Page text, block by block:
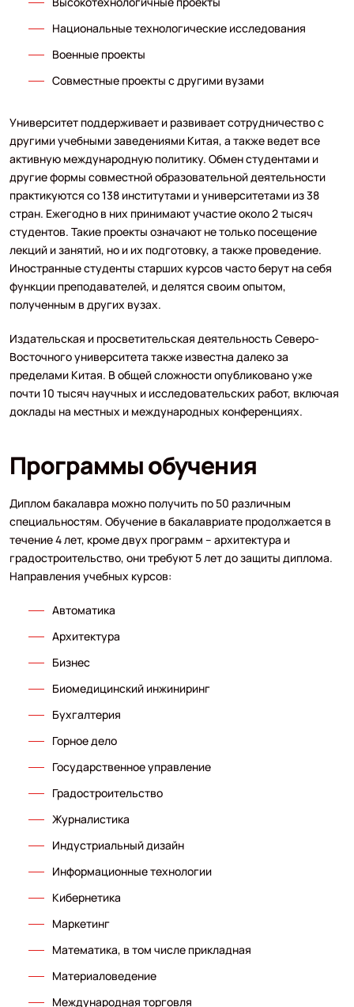
Национальные технологические исследования
Военные проекты
Совместные проекты с другими вузами
Университет поддерживает и развивает сотрудничество с
другими учебными заведениями Китая, а также ведет все
активную международную политику. Обмен студентами и
другие формы совместной образовательной деятельности
практикуются со 138 институтами и университетами из 38
стран. Ежегодно в них принимают участие около 2 тысяч
студентов. Такие проекты означают не только посещение
лекций и занятий, но и их подготовку, а также проведение.
Иностранные студенты старших курсов часто берут на себя
функции преподавателей, и делятся своим опытом,
полученным в других вузах.
Издательская и просветительская деятельность Северо-
Восточного университета также известна далеко за
пределами Китая. В общей сложности опубликовано уже
почти 10 тысяч научных и исследовательских работ, включая
доклады на местных и международных конференциях.
Программы обучения
Диплом бакалавра можно получить по 50 различным
специальностям. Обучение в бакалавриате продолжается в
течение 4 лет, кроме двух программ – архитектура и
градостроительство, они требуют 5 лет до защиты диплома.
Направления учебных курсов:
Автоматика
Архитектура
Бизнес
Биомедицинский инжиниринг
Бухгалтерия
Горное дело
Государственное управление
Градостроительство
Журналистика
Индустриальный дизайн
Информационные технологии
Кибернетика
Маркетинг
Математика, в том числе прикладная
Материаловедение
Международная торговля